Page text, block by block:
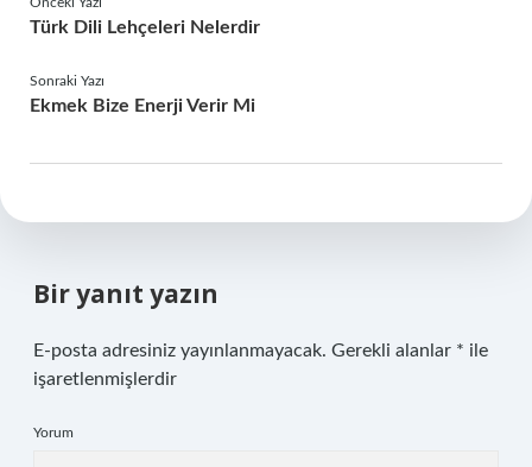
Türk Dili Lehçeleri Nelerdir
Sonraki Yazı
Ekmek Bize Enerji Verir Mi
Bir yanıt yazın
E-posta adresiniz yayınlanmayacak. Gerekli alanlar * ile
işaretlenmişlerdir
Yorum